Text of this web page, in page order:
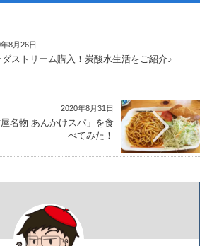
8月26日
ダストリーム購入！炭酸水生活をご紹介♪
2020年8月31日
名物 あんかけスパ」を食
べてみた！